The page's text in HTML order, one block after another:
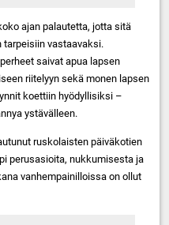
ajan palautetta, jotta sitä
tarpeisiin vastaavaksi.
saivat apua lapsen
riitelyyn sekä monen lapsen
koettiin hyödyllisiksi –
ystävälleen.
ruskolaisten päiväkotien
perusasioita, nukkumisesta ja
vanhempainilloissa on ollut